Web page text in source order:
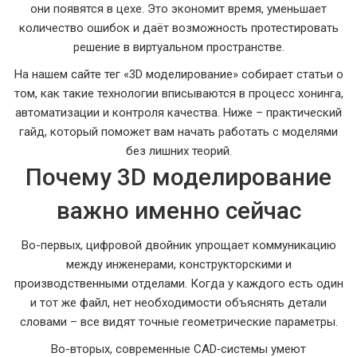
они появятся в цехе. Это экономит время, уменьшает
количество ошибок и даёт возможность протестировать
решение в виртуальном пространстве.
На нашем сайте тег «3D моделирование» собирает статьи о
том, как такие технологии вписываются в процесс хонинга,
автоматизации и контроля качества. Ниже – практический
гайд, который поможет вам начать работать с моделями
без лишних теорий.
Почему 3D моделирование
важно именно сейчас
Во-первых, цифровой двойник упрощает коммуникацию
между инженерами, конструкторскими и
производственными отделами. Когда у каждого есть один
и тот же файл, нет необходимости объяснять детали
словами – все видят точные геометрические параметры.
Во-вторых, современные CAD‑системы умеют